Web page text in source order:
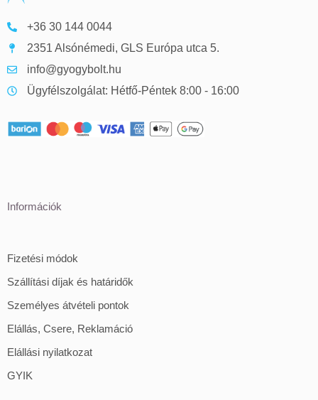
+36 30 144 0044
2351 Alsónémedi, GLS Európa utca 5.
info@gyogybolt.hu
Ügyfélszolgálat: Hétfő-Péntek 8:00 - 16:00
Információk
Fizetési módok
Szállítási díjak és határidők
Személyes átvételi pontok
Elállás, Csere, Reklamáció
Elállási nyilatkozat
GYIK